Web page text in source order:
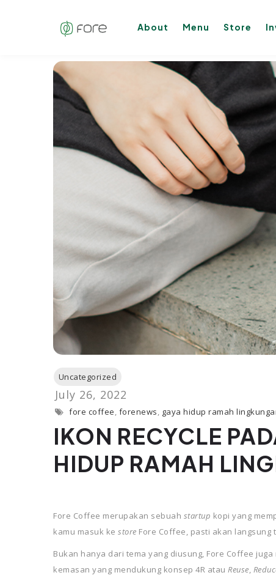
About Menu Store
IKON RECYCLE
HIDUP RAMAH
fore coffee, forenews, gaya hidup ramah
Fore Coffee merupakan sebuah startup kopi yang
kamu masuk ke store Fore Coffee, pasti akan
Bukan hanya dari tema yang diusung, Fore Coffee
kemasan yang mendukung konsep 4R atau Reuse,